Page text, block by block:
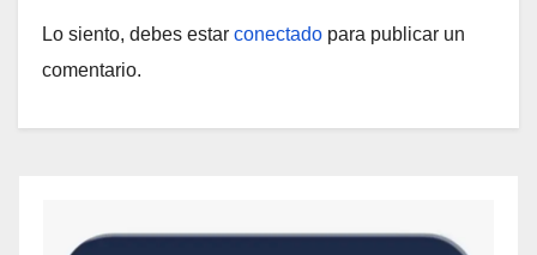
Lo siento, debes estar conectado para publicar un
comentario.